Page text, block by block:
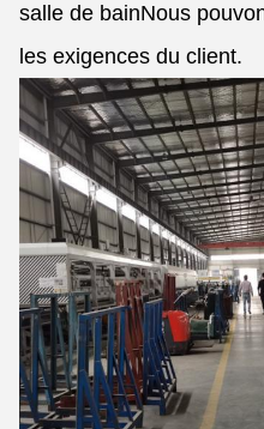
salle de bainNous
les exigences du client.